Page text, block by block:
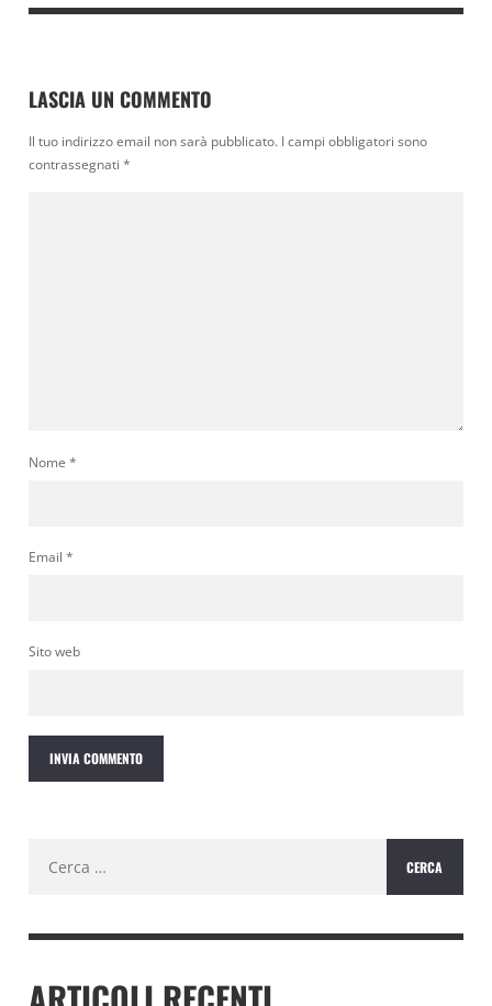
LASCIA UN COMMENTO
Il tuo indirizzo email non sarà pubblicato. I campi obbligatori sono
contrassegnati *
Nome *
Email *
Sito web
per: